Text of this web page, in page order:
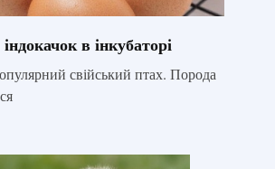
в інкубаторі
свійський птах. Порода